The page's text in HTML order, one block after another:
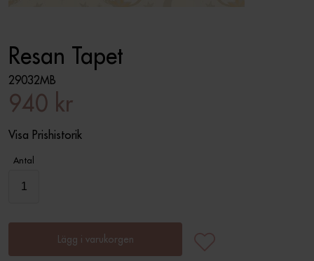
Resan Tapet
29032MB
940 kr
Visa Prishistorik
Antal
Lägg i varukorgen